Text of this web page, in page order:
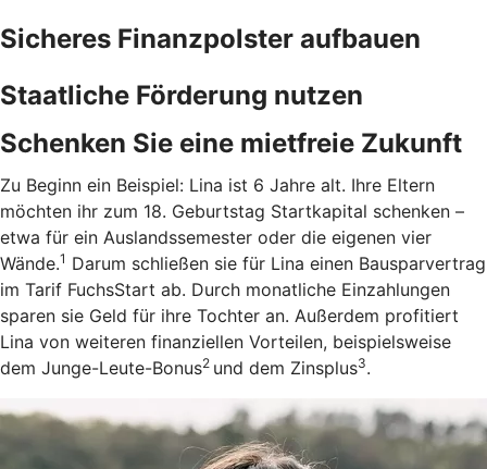
Sicheres Finanzpolster aufbauen
Staatliche Förderung nutzen
Schenken Sie eine mietfreie Zukunft
Zu Beginn ein Beispiel: Lina ist 6 Jahre alt. Ihre Eltern
möchten ihr zum 18. Geburtstag Startkapital schenken –
etwa für ein Auslandssemester oder die eigenen vier
Wände.1 Darum schließen sie für Lina einen Bausparvertrag
im Tarif FuchsStart ab. Durch monatliche Einzahlungen
sparen sie Geld für ihre Tochter an. Außerdem profitiert
Lina von weiteren finanziellen Vorteilen, beispielsweise
dem Junge-Leute-Bonus2 und dem Zinsplus3.